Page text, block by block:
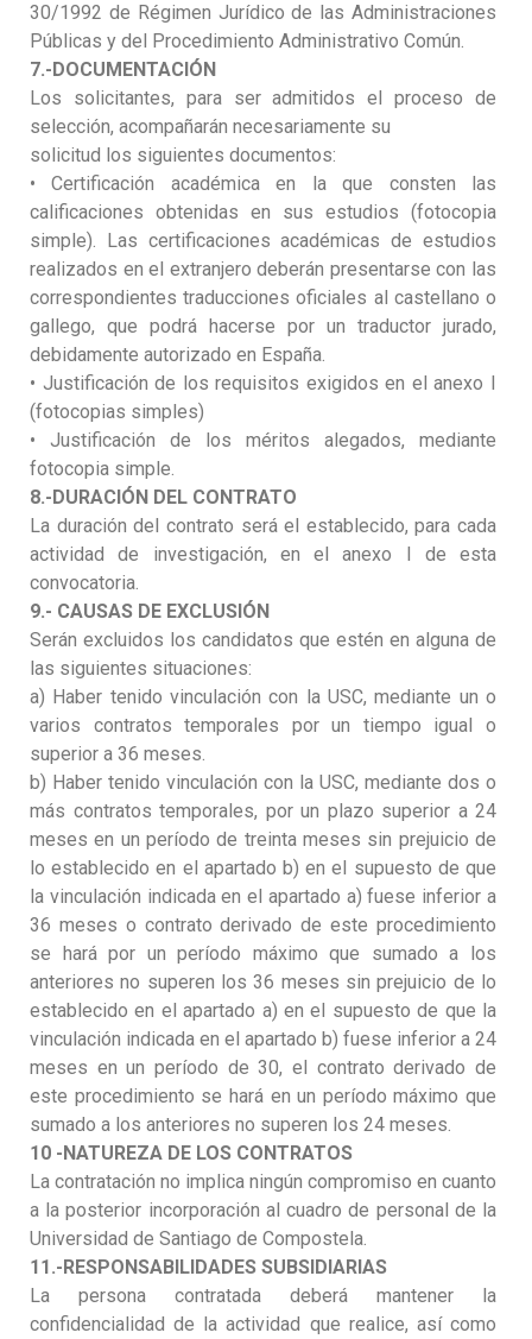
30/1992 de Régimen Jurídico de las Administraciones
Públicas y del Procedimiento Administrativo Común.
7.-DOCUMENTACIÓN
Los solicitantes, para ser admitidos el proceso de
selección, acompañarán necesariamente su
solicitud los siguientes documentos:
• Certificación académica en la que consten las
calificaciones obtenidas en sus estudios (fotocopia
simple). Las certificaciones académicas de estudios
realizados en el extranjero deberán presentarse con las
correspondientes traducciones oficiales al castellano o
gallego, que podrá hacerse por un traductor jurado,
debidamente autorizado en España.
• Justificación de los requisitos exigidos en el anexo I
(fotocopias simples)
• Justificación de los méritos alegados, mediante
fotocopia simple.
8.-DURACIÓN DEL CONTRATO
La duración del contrato será el establecido, para cada
actividad de investigación, en el anexo I de esta
convocatoria.
9.- CAUSAS DE EXCLUSIÓN
Serán excluidos los candidatos que estén en alguna de
las siguientes situaciones:
a) Haber tenido vinculación con la USC, mediante un o
varios contratos temporales por un tiempo igual o
superior a 36 meses.
b) Haber tenido vinculación con la USC, mediante dos o
más contratos temporales, por un plazo superior a 24
meses en un período de treinta meses sin prejuicio de
lo establecido en el apartado b) en el supuesto de que
la vinculación indicada en el apartado a) fuese inferior a
36 meses o contrato derivado de este procedimiento
se hará por un período máximo que sumado a los
anteriores no superen los 36 meses sin prejuicio de lo
establecido en el apartado a) en el supuesto de que la
vinculación indicada en el apartado b) fuese inferior a 24
meses en un período de 30, el contrato derivado de
este procedimiento se hará en un período máximo que
sumado a los anteriores no superen los 24 meses.
10 -NATUREZA DE LOS CONTRATOS
La contratación no implica ningún compromiso en cuanto
a la posterior incorporación al cuadro de personal de la
Universidad de Santiago de Compostela.
11.-RESPONSABILIDADES SUBSIDIARIAS
La persona contratada deberá mantener la
confidencialidad de la actividad que realice, así como